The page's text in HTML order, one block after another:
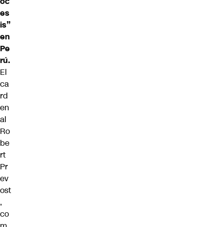
es
is”
en
Pe
rú.
El
ca
rd
en
al
Ro
be
rt
Pr
ev
ost
,
co